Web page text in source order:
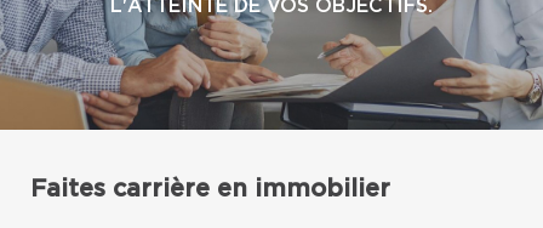
L'ATTEINTE DE VOS OBJECTIFS.
Faites carrière en immobilier